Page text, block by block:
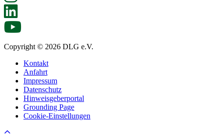
Copyright © 2026 DLG e.V.
Kontakt
Anfahrt
Impressum
Datenschutz
Hinweisgeberportal
Grounding Page
Cookie-Einstellungen